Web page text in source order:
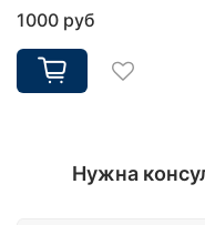
1000 руб
Нужна